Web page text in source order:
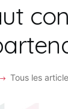
Tous les